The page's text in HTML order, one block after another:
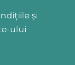
și
ului